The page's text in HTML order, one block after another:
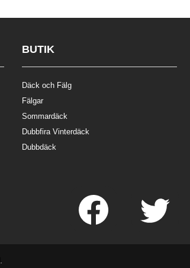
BUTIK
Däck och Fälg
Fälgar
Sommardäck
Dubbfira Vinterdäck
Dubbdäck